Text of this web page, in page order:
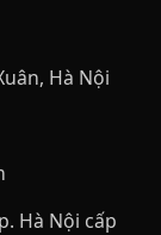
Hà Nội
Hà Nội cấp